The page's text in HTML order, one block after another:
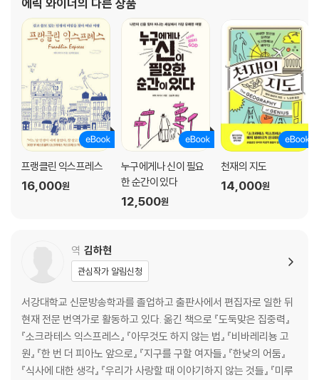
에릭 와이너의 다른 상품
프랭클린 익스프레스
16,000원
누구에게나 신이 필요
한 순간이 있다
12,500원
천재의 지도
14,000원
역 김하현
관심작가 알림신청
서강대학교 신문방송학과를 졸업하고 출판사에서 편집자로 일한 뒤
현재 전문 번역가로 활동하고 있다. 옮긴 책으로 『도둑맞은 집중력』
『소크라테스 익스프레스』 『아무것도 하지 않는 법』 『비바레리뇽 고
원』 『한 번 더 피아노 앞으로』 『지구를 구할 여자들』 『한낮의 어둠』
『식사에 대한 생각』 『우리가 사랑할 때 이야기하지 않는 것들』 『미루